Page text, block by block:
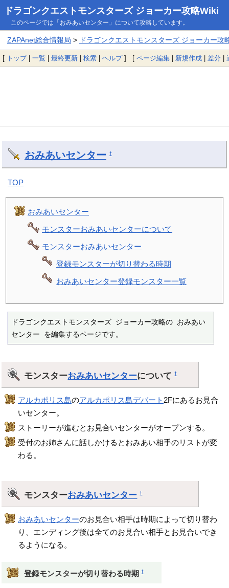
ドラゴンクエストモンスターズ ジョーカー攻略Wiki
このページでは「おみあいセンター」について攻略しています。
ZAPAnet総合情報局 > ドラゴンクエストモンスターズ ジョーカー攻
[ トップ| 一覧 | 最終更新 | 検索 | ヘルプ] [ ページ編集 | 新規作成 | 差分 |
おみあいセンター †
TOP
おみあいセンター
モンスターおみあいセンターについて
モンスターおみあいセンター
登録モンスターが切り替わる時期
おみあいセンター登録モンスター一覧
ドラゴンクエストモンスターズ ジョーカー攻略の おみあい
センター を編集するページです。
モンスターおみあいセンターについて†
アルカポリス島のアルカポリス島デパート 2Fにあるお見合
いセンター。
ストーリーが進むとお見合いセンターがオープンする。
受付のお姉さんに話しかけるとおみあい相手のリストが変
わる。
モンスターおみあいセンター †
おみあいセンターのお見合い相手は時期によって切り替わ
り、エンディング後は全てのお見合い相手とお見合いでき
るようになる。
登録モンスターが切り替わる時期 †